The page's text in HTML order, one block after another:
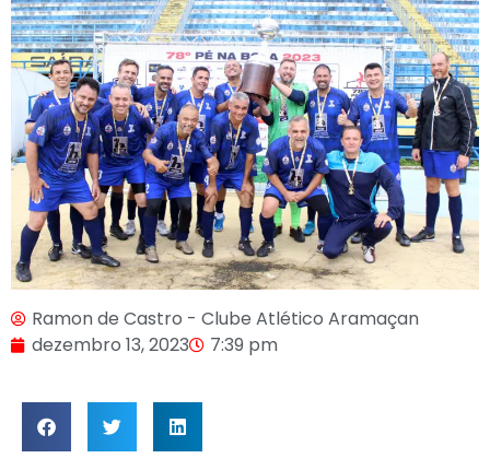
Ramon de Castro - Clube Atlético Aramaçan
dezembro 13, 2023
7:39 pm